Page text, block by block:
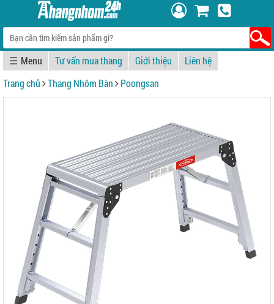
☰ Tư vấn mua thang Giới thiệu
Liên hệ
Trang chủ
Thang Nhôm Bàn Poongsan